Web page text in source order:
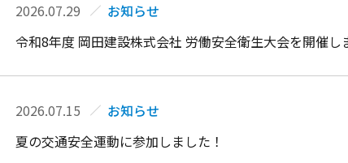
2026.07.29
お知らせ
令和8年度 岡田建設株式会社 労働安全衛生大会を開催し
2026.07.15
お知らせ
夏の交通安全運動に参加しました！